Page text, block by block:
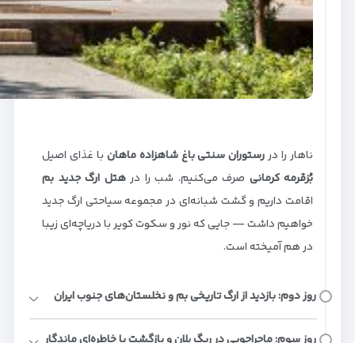
ناهار را دررستوران سنتی باغ شاهزاده ماهان با غذای اصیل
بُزقرمه کرمانی صرف می‌کنیم. شب را درهتل ارگ جدید بم
اقامت داریم و گشت شبانه‌ای در مجموعه سیاحتی ارگ جدید
خواهیم داشت — جایی که نور و سکوت کویر با دریاچه‌ای زیبا
در هم آمیخته است.
روز دوم: بازدید از ارگ تاریخی بم و نخلستان‌های جنوب ایران